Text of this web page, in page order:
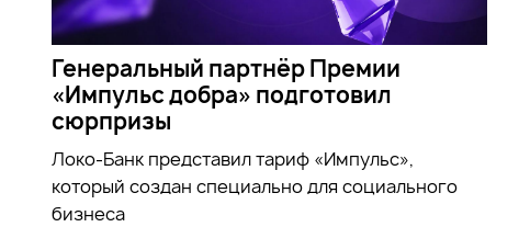
Генеральный партнёр Премии
«Импульс добра» подготовил
сюрпризы
Локо-Банк представил тариф «Импульс»,
который создан специально для социального
бизнеса